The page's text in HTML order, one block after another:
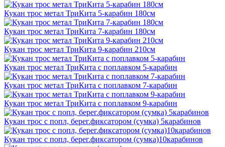
Кукан трос метал ТриКита 5-карабин 180см
Кукан трос метал ТриКита 7-карабин 180см
Кукан трос метал ТриКита 9-карабин 210см
Кукан трос метал ТриКита с поплавком 5-карабин
Кукан трос метал ТриКита с поплавком 7-карабин
Кукан трос метал ТриКита с поплавком 9-карабин
Кукан трос с попл, берег.фиксатором (сумка) 5карабинов
Кукан трос с попл, берег.фиксатором (сумка)10карабинов